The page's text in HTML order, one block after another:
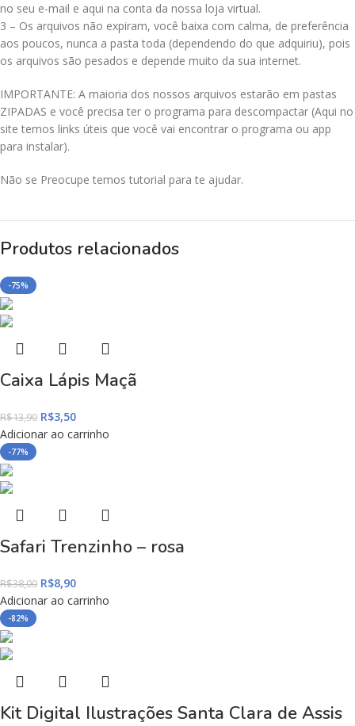
no seu e-mail e aqui na conta da nossa loja virtual.
3 – Os arquivos não expiram, você baixa com calma, de preferência
aos poucos, nunca a pasta toda (dependendo do que adquiriu), pois
os arquivos são pesados e depende muito da sua internet.
IMPORTANTE: A maioria dos nossos arquivos estarão em pastas
ZIPADAS e você precisa ter o programa para descompactar (Aqui no
site temos links úteis que você vai encontrar o programa ou app
para instalar).
Não se Preocupe temos tutorial para te ajudar.
Produtos relacionados
-75%
Caixa Lápis Maçã
R$13,90 R$3,50
Adicionar ao carrinho
-77%
Safari Trenzinho – rosa
R$38,00 R$8,90
Adicionar ao carrinho
-82%
Kit Digital Ilustrações Santa Clara de Assis